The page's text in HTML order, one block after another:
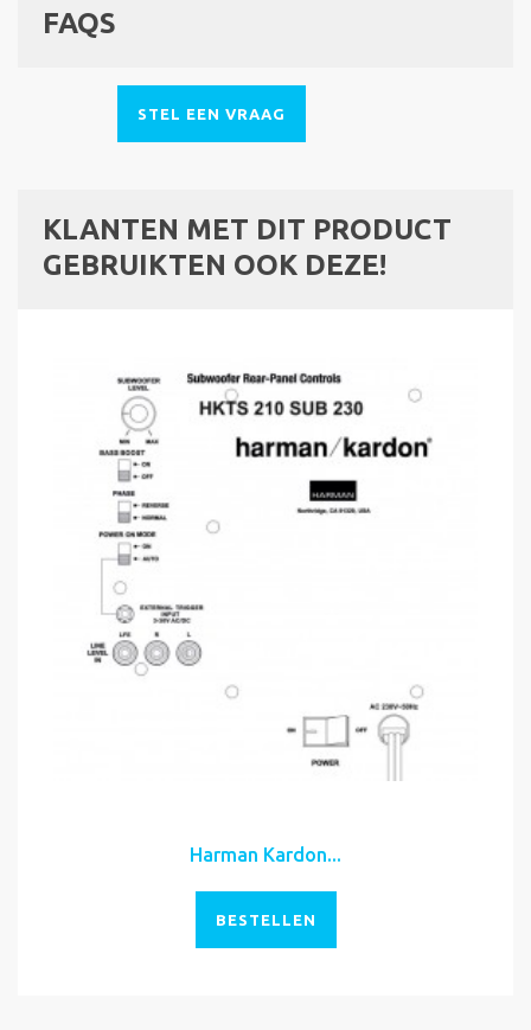
FAQS
STEL EEN VRAAG
KLANTEN MET DIT PRODUCT
GEBRUIKTEN OOK DEZE!
Harman Kardon...
BESTELLEN